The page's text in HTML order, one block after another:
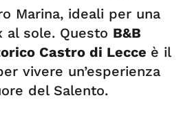
Marina, ideali per una
al sole. Questo B&B
Castro di Lecce è il
vivere un’esperienza
del Salento.